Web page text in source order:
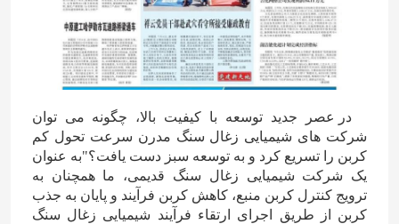
در عصر جدید توسعه با کیفیت بالا، چگونه می توان
شرکت های شیمیایی زغال سنگ مدرن سرعت تحول کم
کربن را تسریع کرد و به توسعه سبز دست یافت؟"به عنوان
یک شرکت شیمیایی زغال سنگ قدیمی، ما همچنان به
ترویج کنترل کربن منبع، کاهش کربن فرآیند و پایان به جذب
کربن از طریق اجرای ارتقاء فرآیند شیمیایی زغال سنگ